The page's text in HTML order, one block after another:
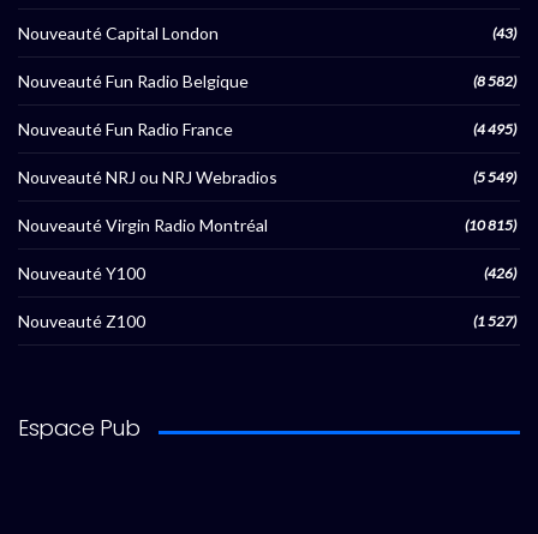
Nouveauté Capital London (43)
Nouveauté Fun Radio Belgique (8 582)
Nouveauté Fun Radio France (4 495)
Nouveauté NRJ ou NRJ Webradios (5 549)
Nouveauté Virgin Radio Montréal (10 815)
Nouveauté Y100 (426)
Nouveauté Z100 (1 527)
Espace Pub